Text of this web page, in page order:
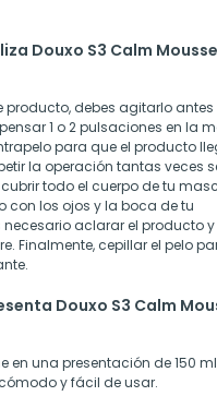
Douxo S3 Calm
producto, debes agitarlo antes
1 o 2 pulsaciones en la
para que el producto
la operación tantas veces
todo el cuerpo de tu
con los ojos y la boca de tu
aclarar el producto y
Finalmente, cepillar el pelo
Douxo S3 Calm
en una presentación de 150
y fácil de usar.